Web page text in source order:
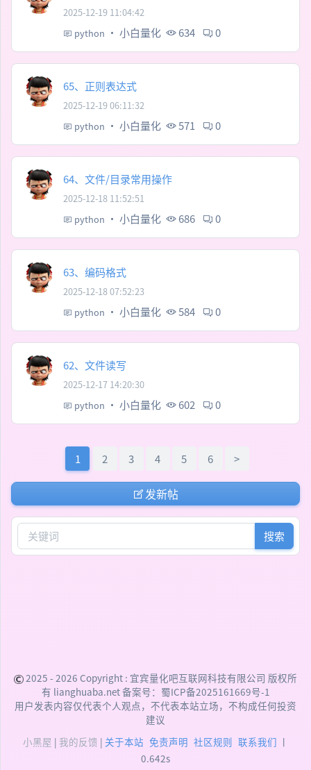
2025-12-19 11:04:42
python · 小白量化 634 0
65、正则表达式
2025-12-19 06:11:32
python · 小白量化 571 0
64、文件/目录常用操作
2025-12-18 11:52:51
python · 小白量化 686 0
63、编码格式
2025-12-18 07:52:23
python · 小白量化 584 0
62、文件读写
2025-12-17 14:20:30
python · 小白量化 602 0
1 2 3 4 5 6 >
发新帖
搜索
2025 - 2026 Copyright : 宜宾量化吧互联网科技有限公司 版权所
有 lianghuaba.net 备案号： 蜀ICP备2025161669号-1
用户发表内容仅代表个人观点，不代表本站立场，不构成任何投资
建议
小黑屋 | 我的反馈 | 关于本站 免责声明 社区规则 联系我们 丨
0.642s